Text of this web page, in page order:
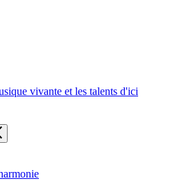
vivante et les talents d'ici